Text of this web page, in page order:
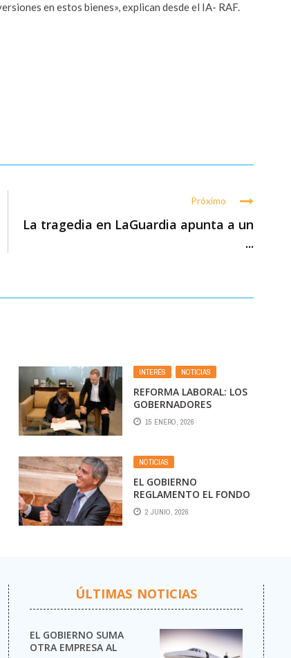
en estos bienes», explican desde el IA- RAF.
Próximo
La tragedia en LaGuardia apunta a un
...
INTERÉS , NOTICIAS
REFORMA LABORAL: LOS
GOBERNADORES
MUESTRAN DUDAS Y LE
COMPLICAN EL CAMINO A
15 ENERO, 2026
NOTICIAS
EL GOBIERNO
REGLAMENTO EL FONDO
DE ASISTENCIA LABORAL
Y LLEVA LAS
2 JUNIO, 2026
ÚLTIMAS NOTICIAS
EL GOBIERNO SUMA
OTRA EMPRESA AL